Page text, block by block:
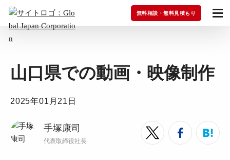
無料相談・無料見積もり
山口県での動画・映像制作
2025年01月21日
手塚康司
代表取締役社長